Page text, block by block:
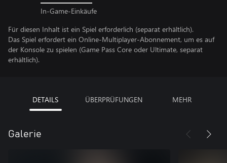
In-Game-Einkäufe
Für diesen Inhalt ist ein Spiel erforderlich (separat erhältlich).
Das Spiel erfordert ein Online-Multiplayer-Abonnement, um es auf
der Konsole zu spielen (Game Pass Core oder Ultimate, separat
erhältlich).
DETAILS ÜBERPRÜFUNGEN MEHR
Galerie